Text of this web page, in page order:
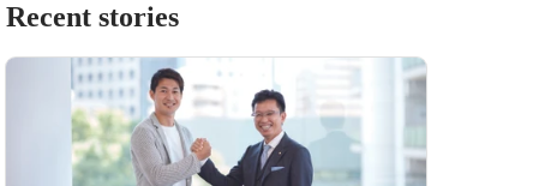
Recent stories